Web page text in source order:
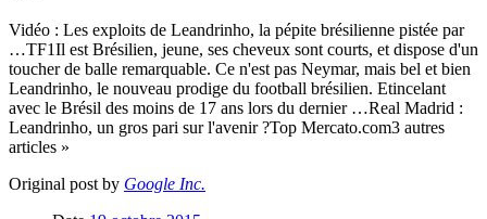
Vidéo : Les exploits de Leandrinho, la pépite brésilienne pistée par
…TF1Il est Brésilien, jeune, ses cheveux sont courts, et dispose d'un
toucher de balle remarquable. Ce n'est pas Neymar, mais bel et bien
Leandrinho, le nouveau prodige du football brésilien. Etincelant
avec le Brésil des moins de 17 ans lors du dernier …Real Madrid :
Leandrinho, un gros pari sur l'avenir ?Top Mercato.com3 autres
articles »
Original post by Google Inc.